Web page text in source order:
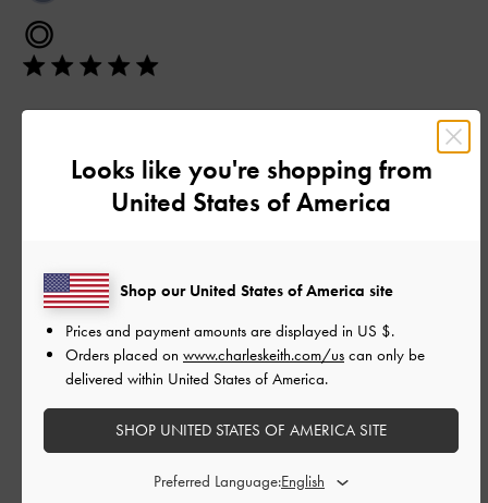
◎
サイズ: 37/23.5cm |カラー: ブラック系
デザイン
品質
とてもよかった
Looks like you're shopping from
United States of America
Shop our United States of America site
Prices and payment amounts are displayed in US $.
Orders placed on www.charleskeith.com/us can only be
delivered within United States of America.
SHOP UNITED STATES OF AMERICA SITE
Preferred Language: